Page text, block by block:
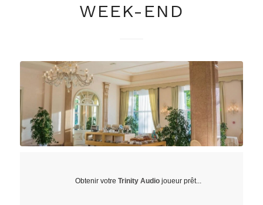
WEEK-END
Obtenir votre Trinity Audiojoueur prêt...